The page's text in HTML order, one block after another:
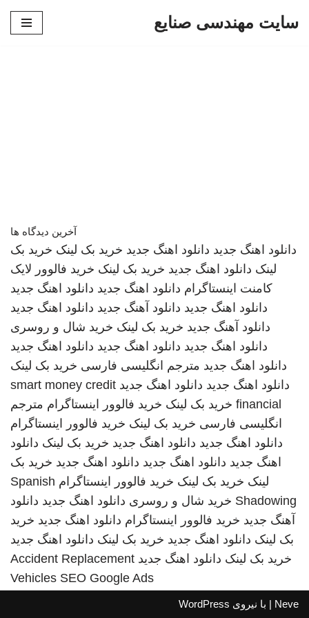
سایت مهندسی صنایع
آخرین دیدگاه ها
دانلود اهنگ جدید دانلود اهنگ جدید خرید بک لینک خرید بک
لینک دانلود اهنگ جدید خرید بک لینک خرید فالوور لایک
کامنت اینستاگرام دانلود اهنگ جدید دانلود اهنگ جدید
دانلود اهنگ جدید دانلود آهنگ جدید دانلود اهنگ جدید
دانلود آهنگ جدید خرید بک لینک خرید شال و روسری
دانلود اهنگ جدید دانلود اهنگ جدید دانلود اهنگ جدید
دانلود اهنگ جدید مترجم انگلیسی فارسی خرید بک لینک
دانلود اهنگ جدید دانلود اهنگ جدید smart money credit
financial خرید بک لینک خرید فالوور اینستاگرام مترجم
انگلیسی فارسی خرید بک لینک خرید فالوور اینستاگرام
دانلود اهنگ جدید دانلود اهنگ جدید خرید بک لینک دانلود
اهنگ جدید دانلود اهنگ جدید دانلود اهنگ جدید خرید بک
لینک خرید بک لینک خرید فالوور اینستاگرام Spanish
Shadowing خرید شال و روسری دانلود اهنگ جدید دانلود
آهنگ جدید خرید فالوور اینستاگرام دانلود اهنگ جدید خرید
بک لینک دانلود اهنگ جدید خرید بک لینک دانلود اهنگ جدید
خرید بک لینک دانلود اهنگ جدید Accident Replacement
Vehicles SEO Google Ads
Neve | با نیروی WordPress